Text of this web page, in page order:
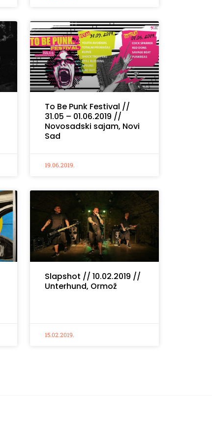
To Be Punk Festival //
31.05 – 01.06.2019 //
Novosadski sajam, Novi
Sad
19.06.2019.
Slapshot // 10.02.2019 //
Unterhund, Ormož
15.02.2019.